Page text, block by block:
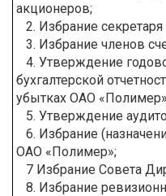
акционеров;
2. Избрание секретаря
3. Избрание членов
4. Утверждение
бухгалтерской
убытках ОАО
5. Утверждение
6. Избрание
ОАО «Полимер»;
7 Избрание Совета
8. Избрание